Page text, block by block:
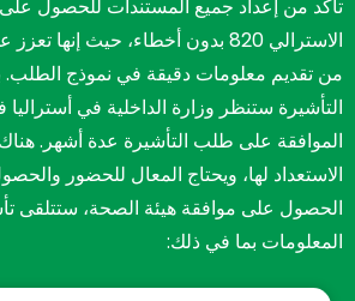
تأكد من إعداد جميع المستندات للحصول
الاسترالي 820 بدون أخطاء، حيث إنها
من تقديم معلومات دقيقة في نموذج
التأشيرة ستنظر وزارة الداخلية في
الموافقة على طلب التأشيرة عدة أشهر.
الاستعداد لها، ويحتاج المعال للحضور
الحصول على موافقة هيئة الصحة، ستتلقى
المعلومات بما في ذلك: